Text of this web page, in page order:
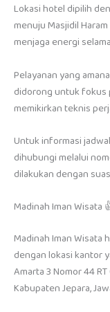
Lokasi hotel dipilih
menuju Masjidil
menjaga energi
Pelayanan yang
didorong untuk fokus
memikirkan teknis
Untuk informasi
dihubungi melalui
dilakukan dengan
Madinah Iman Wisata
Madinah Iman Wisata
dengan lokasi kantor
Amarta 3 Nomor 44
Kabupaten Jepara,